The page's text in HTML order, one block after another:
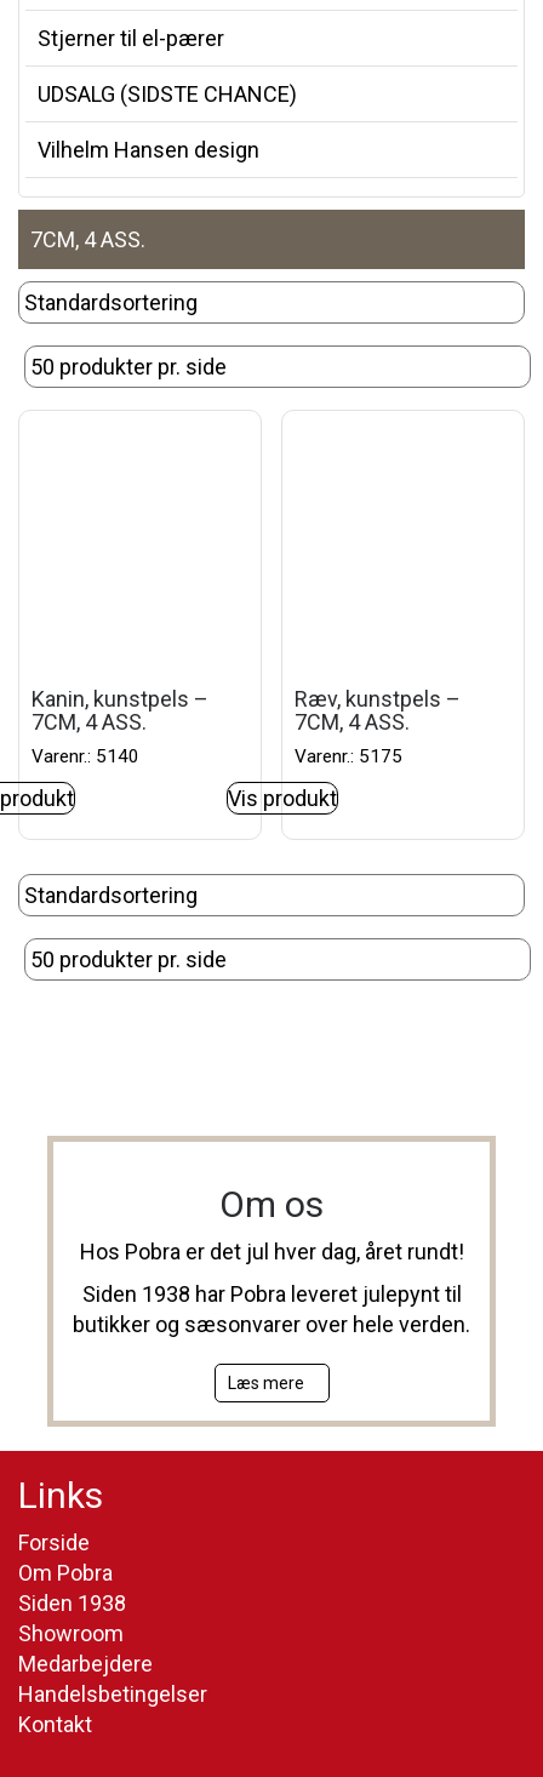
Stjerner til el-pærer
UDSALG (SIDSTE CHANCE)
Vilhelm Hansen design
7CM, 4 ASS.
Kanin, kunstpels –
7CM, 4 ASS.
Varenr.: 5140
Ræv, kunstpels –
7CM, 4 ASS.
Varenr.: 5175
Vis produkt
Om os
Hos Pobra er det jul hver dag, året rundt!
Siden 1938 har Pobra leveret julepynt til
butikker og sæsonvarer over hele verden.
Læs mere
Links
Forside
Om Pobra
Siden 1938
Showroom
Medarbejdere
Handelsbetingelser
Kontakt